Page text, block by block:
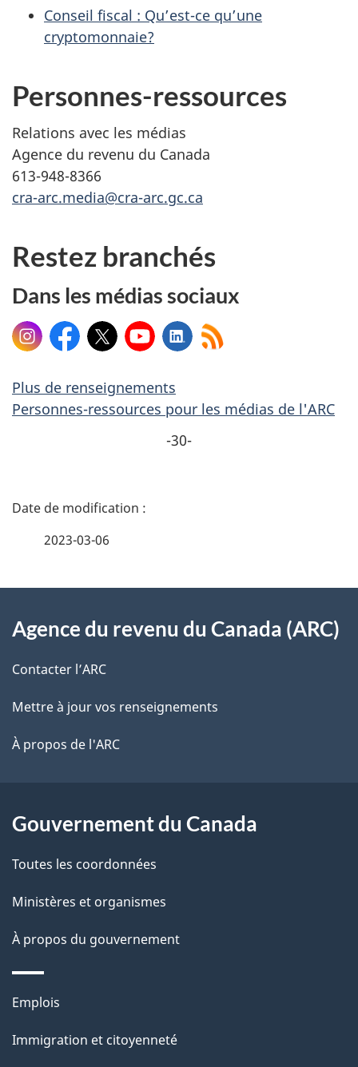
Conseil fiscal : Qu’est-ce qu’une
cryptomonnaie?
Personnes-ressources
Relations avec les médias
Agence du revenu du Canada
613-948-8366
cra-arc.media@cra-arc.gc.ca
Restez branchés
Dans les médias sociaux
InstagramFacebook
X YouTubeLinkedIn
Plus de renseignements
Personnes-ressources pour les médias de l'ARC
-30-
D
i
l
s
d
l
p
a
g
e
2023-03-06
propos
de
ce
site
Agence du revenu du Canada (ARC)
Contacter l’ARC
Mettre à jour vos renseignements
À propos de l'ARC
Gouvernement du Canada
Toutes les coordonnées
Ministères et organismes
À propos du gouvernement
Thèmes
sujets
Emplois
Immigration et citoyenneté